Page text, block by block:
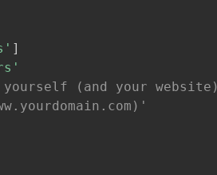
]
(and your website)